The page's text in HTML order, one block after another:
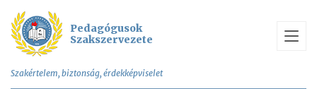
Pedagógusok
Szakszervezete
Szakértelem, biztonság, érdekképviselet